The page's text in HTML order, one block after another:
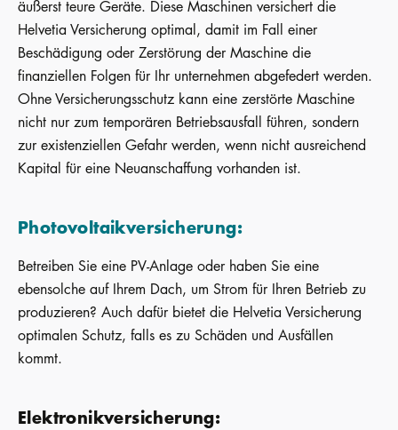
äußerst teure Geräte. Diese Maschinen versichert die
Helvetia Versicherung optimal, damit im Fall einer
Beschädigung oder Zerstörung der Maschine die
finanziellen Folgen für Ihr unternehmen abgefedert werden.
Ohne Versicherungsschutz kann eine zerstörte Maschine
nicht nur zum temporären Betriebsausfall führen, sondern
zur existenziellen Gefahr werden, wenn nicht ausreichend
Kapital für eine Neuanschaffung vorhanden ist.
Photovoltaikversicherung:
Betreiben Sie eine PV-Anlage oder haben Sie eine
ebensolche auf Ihrem Dach, um Strom für Ihren Betrieb zu
produzieren? Auch dafür bietet die Helvetia Versicherung
optimalen Schutz, falls es zu Schäden und Ausfällen
kommt.
Elektronikversicherung: